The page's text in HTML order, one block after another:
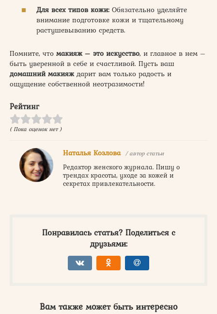
Для всех типов кожи: Обязательно уделяйте
внимание подготовке кожи и тщательному
растушевыванию средств.
Помните, что макияж – это искусство, и главное в нем –
быть уверенной в себе и счастливой. Пусть ваш
домашний макияждарит вам только радость и
ощущение собственной неотразимости!
Рейтинг
( Пока оценок нет )
Наталья Козлова / автор статьи
Редактор женского журнала. Пишу о
трендах красоты, уходе за кожей и
секретах привлекательности.
Понравилась статья? Поделиться с
друзьями:
Вам также может быть интересно